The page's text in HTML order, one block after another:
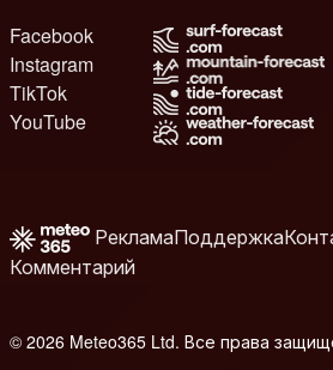
Facebook
Instagram
TikTok
YouTube
РекламаПоддержка
Комментарий
© 2026 Meteo365 Ltd. Все права